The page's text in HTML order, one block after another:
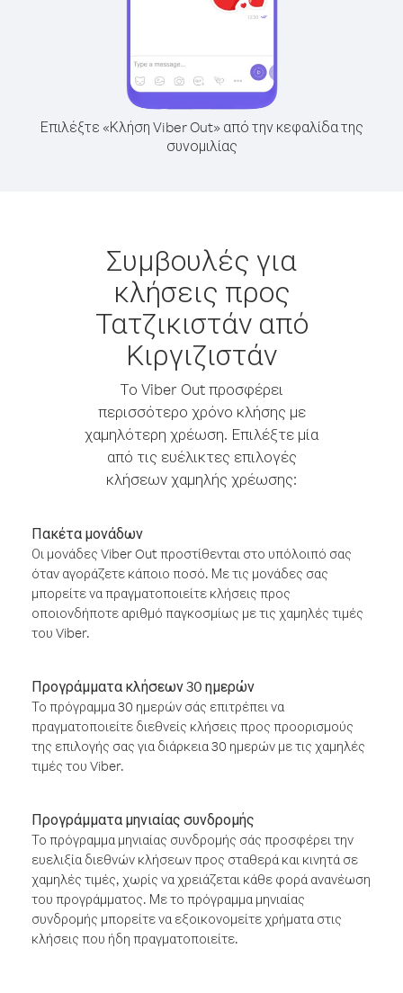
Επιλέξτε «Κλήση Viber Out» από την κεφαλίδα της
συνομιλίας
Συμβουλές για
κλήσεις προς
Τατζικιστάν από
Κιργιζιστάν
Το Viber Out προσφέρει
περισσότερο χρόνο κλήσης με
χαμηλότερη χρέωση. Επιλέξτε μία
από τις ευέλικτες επιλογές
κλήσεων χαμηλής χρέωσης:
Πακέτα μονάδων
Οι μονάδες Viber Out προστίθενται στο υπόλοιπό σας
όταν αγοράζετε κάποιο ποσό. Με τις μονάδες σας
μπορείτε να πραγματοποιείτε κλήσεις προς
οποιονδήποτε αριθμό παγκοσμίως με τις χαμηλές τιμές
του Viber.
Προγράμματα κλήσεων 30 ημερών
Το πρόγραμμα 30 ημερών σάς επιτρέπει να
πραγματοποιείτε διεθνείς κλήσεις προς προορισμούς
της επιλογής σας για διάρκεια 30 ημερών με τις χαμηλές
τιμές του Viber.
Προγράμματα μηνιαίας συνδρομής
Το πρόγραμμα μηνιαίας συνδρομής σάς προσφέρει την
ευελιξία διεθνών κλήσεων προς σταθερά και κινητά σε
χαμηλές τιμές, χωρίς να χρειάζεται κάθε φορά ανανέωση
του προγράμματος. Με το πρόγραμμα μηνιαίας
συνδρομής μπορείτε να εξοικονομείτε χρήματα στις
κλήσεις που ήδη πραγματοποιείτε.